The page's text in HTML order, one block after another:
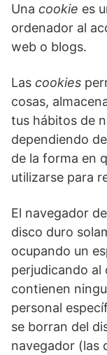
Una cookie es
ordenador al
web o blogs.
Las cookies
cosas,
tus hábitos de
dependiendo
de la forma en
utilizarse para
El navegador
disco duro
ocupando un
perjudicando al
contienen
personal
se borran del
navegador (las